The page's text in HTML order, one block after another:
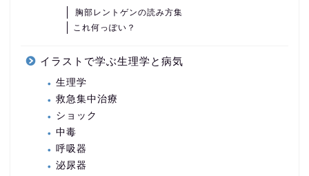
胸部レントゲンの読み方集
これ何っぽい？
イラストで学ぶ生理学と病気
生理学
救急集中治療
ショック
中毒
呼吸器
泌尿器